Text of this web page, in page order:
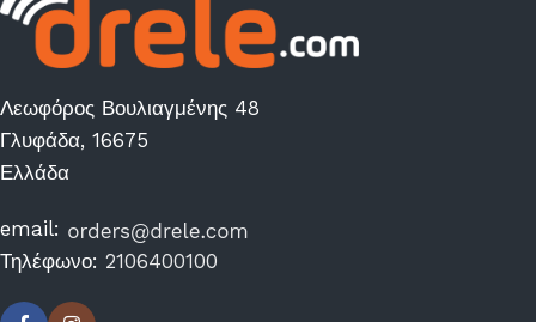
Λεωφόρος Βουλιαγμένης 48
Γλυφάδα, 16675
Ελλάδα
email:
Τηλέφωνο: 2106400100